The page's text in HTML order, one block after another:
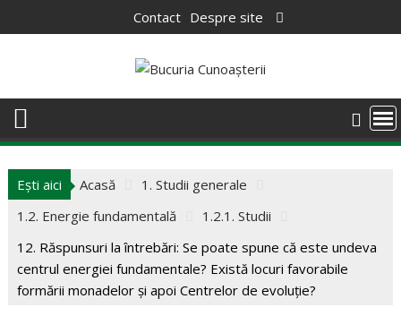
to
Contact Despre site
Ești aici Acasă
1. Studii generale
1.2. Energie fundamentală
1.2.1. Studii
12. Răspunsuri la întrebări: Se poate spune că este undeva
centrul energiei fundamentale? Există locuri favorabile
formării monadelor și apoi Centrelor de evoluție?